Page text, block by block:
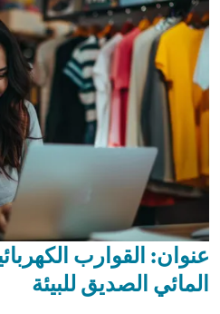
عنوان: القوارب
المائي الصديق للبيئة